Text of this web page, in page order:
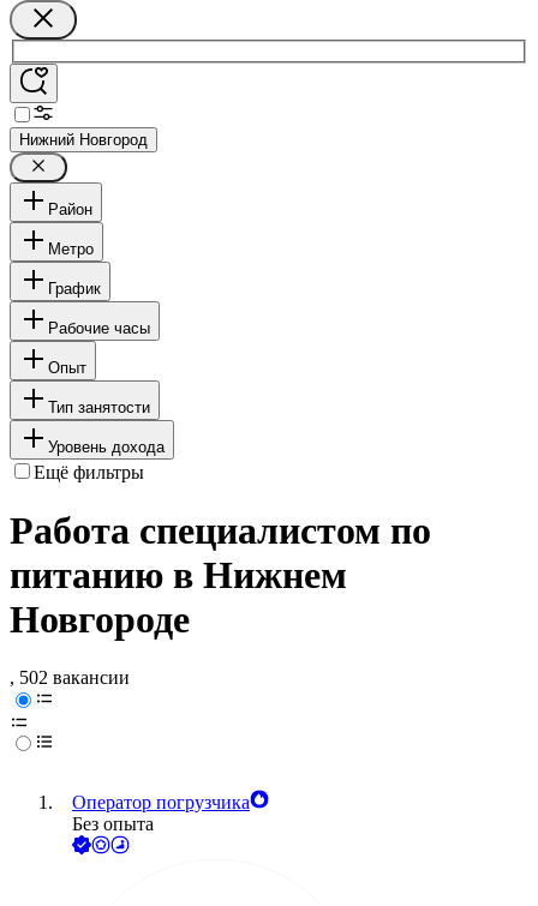
Нижний Новгород
Район
Метро
График
Рабочие часы
Опыт
Тип занятости
Уровень дохода
Ещё фильтры
Работа специалистом по
питанию в Нижнем
Новгороде
, 502 вакансии
Оператор погрузчика
Без опыта